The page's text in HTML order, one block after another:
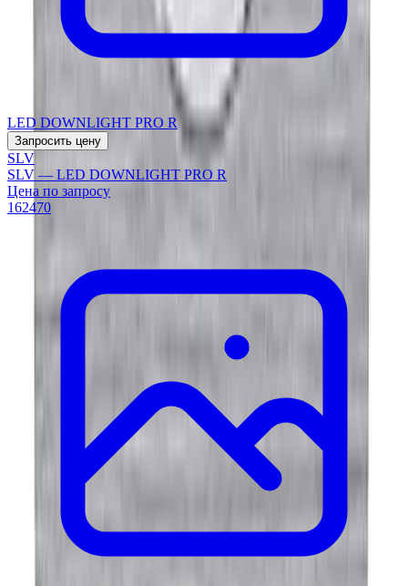
LED DOWNLIGHT PRO R
Запросить цену
SLV
SLV — LED DOWNLIGHT PRO R
Цена по запросу
162470